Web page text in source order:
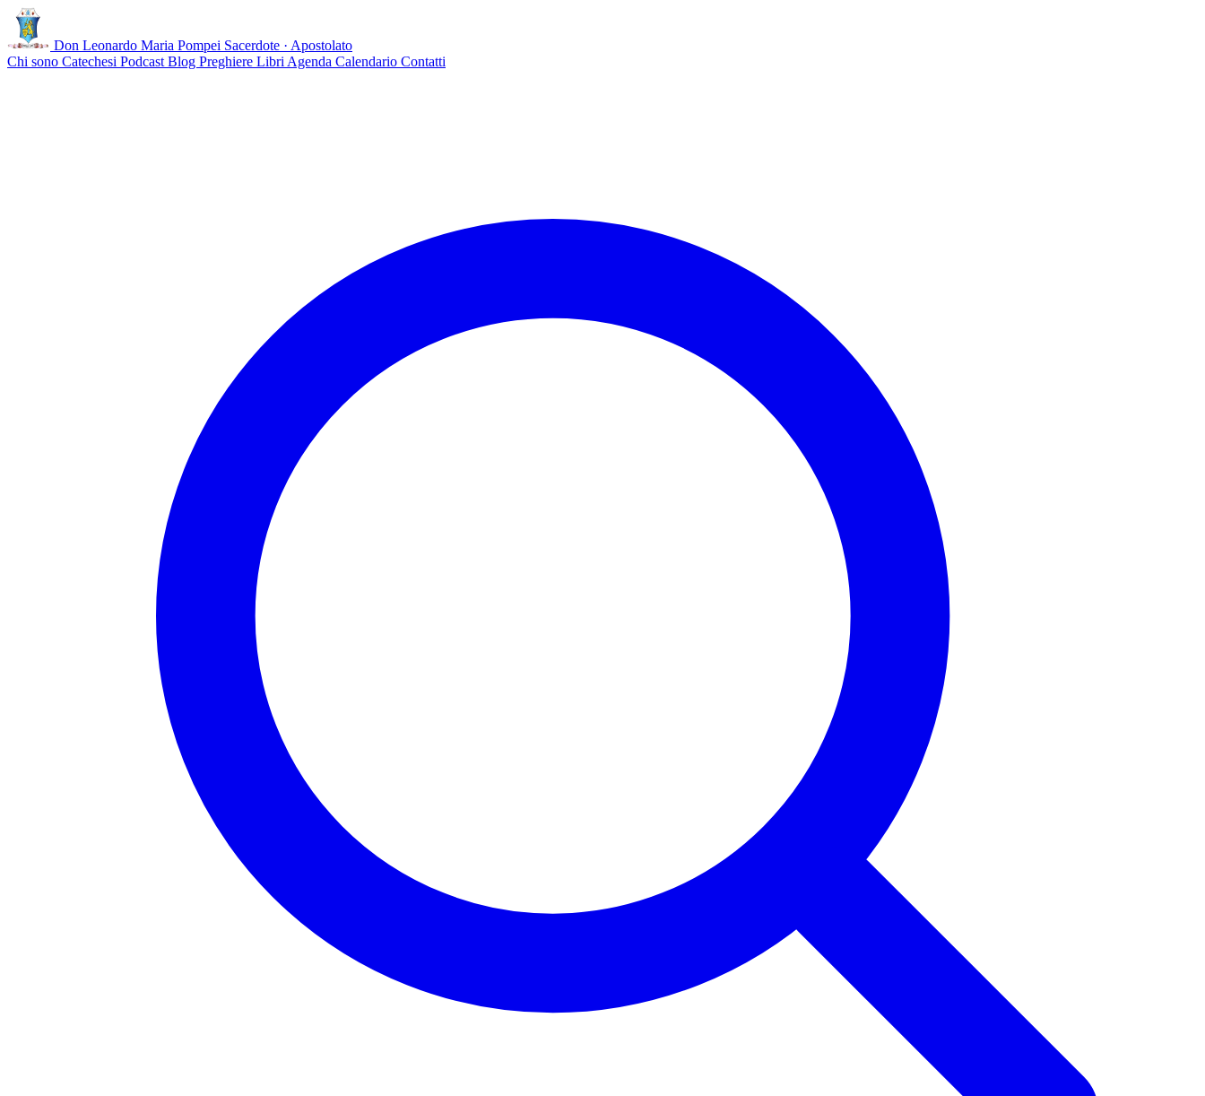
Don Leonardo Maria Pompei Sacerdote · Apostolato
Chi sono Catechesi Podcast Blog Preghiere Libri Agenda Calendario Contatti